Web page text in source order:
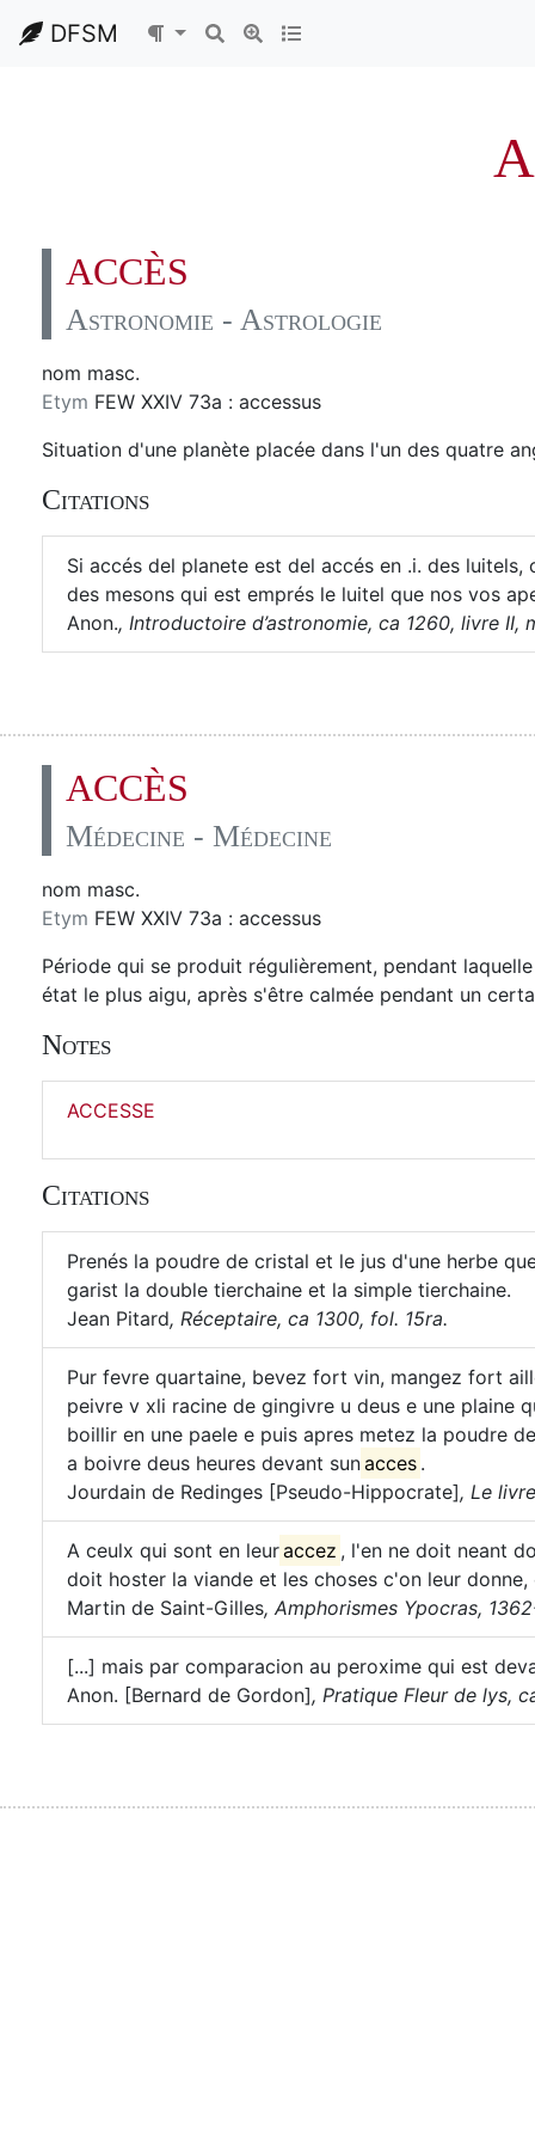
DFSM
ACCÈS
Astronomie - Astrologie
nom masc.
Etym FEW XXIV 73a : accessus
Situation d'une planète placée dans l'un des quatre
Citations
Si accés del planete est del accés en .i. des
des mesons qui est emprés le luitel que nos vos
Anon., Introductoire d’astronomie, ca 1260, livre II,
ACCÈS
Médecine - Médecine
nom masc.
Etym FEW XXIV 73a : accessus
Période qui se produit régulièrement, pendant
état le plus aigu, après s'être calmée pendant un
Notes
ACCESSE
Citations
Prenés la poudre de cristal et le jus d'une herbe
garist la double tierchaine et la simple tierchaine.
Jean Pitard, Réceptaire, ca 1300, fol. 15ra.
Pur fevre quartaine, bevez fort vin, mangez fort
peivre v xli racine de gingivre u deus e une plaine
boillir en une paele e puis apres metez la poudre
a boivre deus heures devant sunacces .
Jourdain de Redinges [Pseudo-Hippocrate], Le
A ceulx qui sont en leuraccez , l'en ne doit neant
doit hoster la viande et les choses c'on leur
Martin de Saint-Gilles, Amphorismes Ypocras,
[...] mais par comparacion au peroxime qui est
Anon. [Bernard de Gordon], Pratique Fleur de lys,